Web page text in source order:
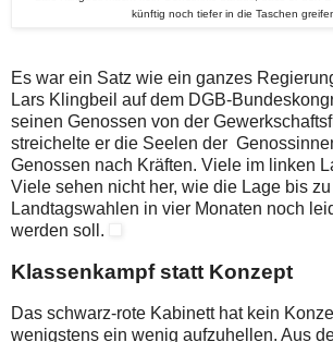
künftig noch tiefer in die Taschen
Es war ein Satz wie ein ganzes
Lars Klingbeil auf dem DGB-
seinen Genossen von der
streichelte er die Seelen der
Genossen nach Kräften. Viele im linken
Viele sehen nicht her, wie die Lage bis
Landtagswahlen in vier Monaten noch
werden soll.
Klassenkampf statt Konzept
Das schwarz-rote Kabinett hat kein
wenigstens ein wenig aufzuhellen. Aus